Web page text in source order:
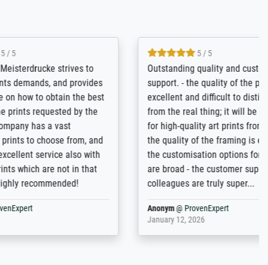
is
go-to
now on -
-
work
4.8 / 5
Qualité absolument irréprochable.
Extraordinaire diversité des thèmes
abordés et personnalisation des
demandes (recadrage, réajustement des
couleurs). Relation clientèle parfaite.
Transport, réception sans aucun
problème. Merci à toute l'équipe ! Hervé
ProvenExpert